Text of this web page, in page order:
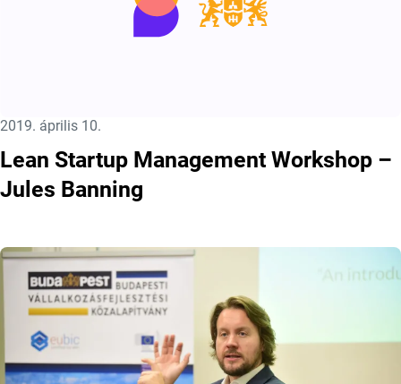
Közzétéve:
2019. április 10.
Lean Startup Management Workshop –
Jules Banning